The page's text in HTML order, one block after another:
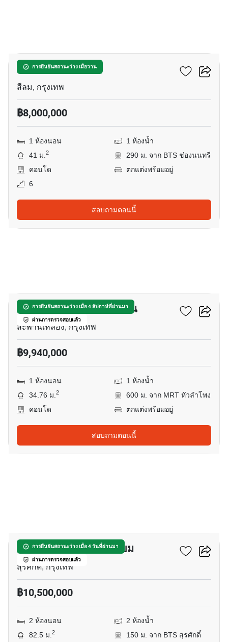
การยืนยันสถานะว่าง เมื่อวาน
คอนโด คลาส สีลม
สีลม, กรุงเทพ
฿8,000,000
1 ห้องนอน
1 ห้องน้ำ
41 ม.2
290 ม. จาก BTS ช่องนนทรี
คอนโด
ตกแต่งพร้อมอยู่
6
สอบถามตอนนี้
การยืนยันสถานะว่าง เมื่อ 4 สัปดาห์ที่ผ่านมา
ผ่านการตรวจสอบแล้ว
พาร์ค ออริจิ้น จุฬา-สามย่าน
สะพานเหลือง, กรุงเทพ
฿9,940,000
1 ห้องนอน
1 ห้องน้ำ
34.76 ม.2
600 ม. จาก MRT หัวลำโพง
คอนโด
ตกแต่งพร้อมอยู่
สอบถามตอนนี้
การยืนยันสถานะว่าง เมื่อ 4 วันที่ผ่านมา
ผ่านการตรวจสอบแล้ว
บ้านสิริ สีลม คอนโดมิเนียม
สุรศักดิ์, กรุงเทพ
฿10,500,000
2 ห้องนอน
2 ห้องน้ำ
82.5 ม.2
150 ม. จาก BTS สุรศักดิ์